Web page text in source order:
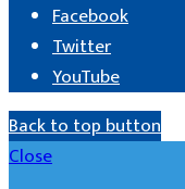
Facebook
Twitter
YouTube
Back to top button
Close